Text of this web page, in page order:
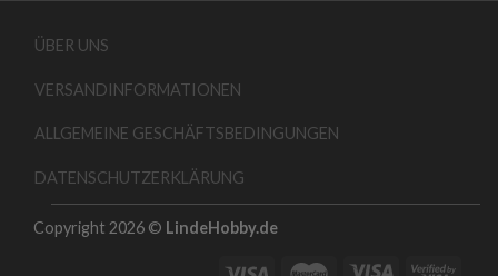
ÜBER UNS
VERSANDINFORMATIONEN
ALLGEMEINE GESCHÄFTSBEDINGUNGEN
DATENSCHUTZERKLÄRUNG
Copyright 2026 © LindeHobby.de